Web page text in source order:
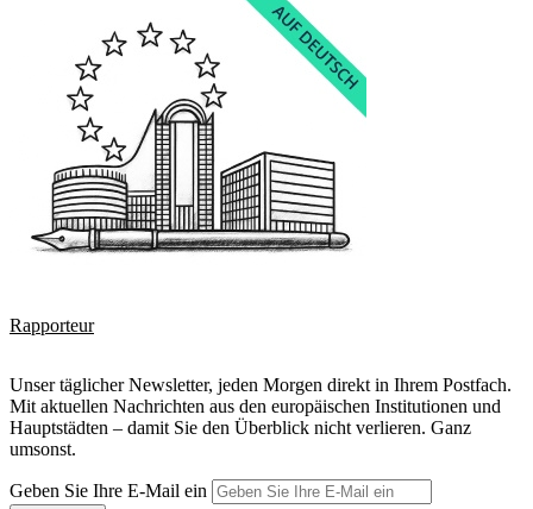
Rapporteur
Unser täglicher Newsletter, jeden Morgen direkt in Ihrem Postfach.
Mit aktuellen Nachrichten aus den europäischen Institutionen und
Hauptstädten – damit Sie den Überblick nicht verlieren. Ganz
umsonst.
Geben Sie Ihre E-Mail ein